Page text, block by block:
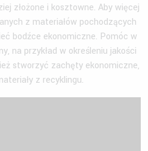
złożone i kosztowne. Aby więcej
z materiałów pochodzących
bodźce ekonomiczne. Pomóc w
na przykład w określeniu jakości
stworzyć zachęty ekonomiczne,
z recyklingu.